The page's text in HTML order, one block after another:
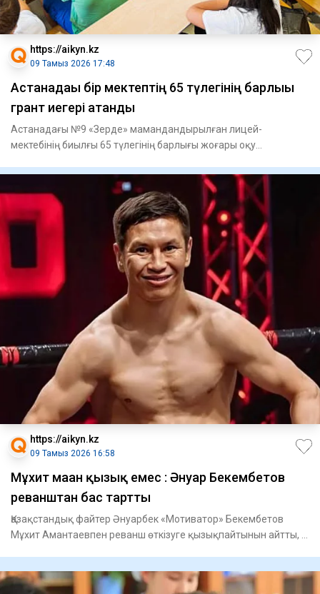
https://aikyn.kz
09 Тамыз 2026 17:48
Астанадағы бір мектептің 65 түлегінің барлығы
грант иегері атанды
Астанадағы №9 «Зерде» мамандандырылған лицей-
мектебінің биылғы 65 түлегінің барлығы жоғары оқу
https://aikyn.kz
09 Тамыз 2026 16:58
Мұхит маған қызық емес : Әнуар Бекембетов
реванштан бас тартты
Қазақстандық файтер Әнуарбек «Мотиватор» Бекембетов
Мұхит Амантаевпен реванш өткізуге қызықпайтынын айтты, –